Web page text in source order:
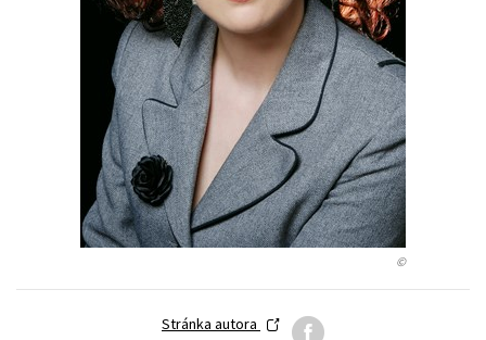
Technické vedy
Učebnice
Umenie a kultúra
Výchova a pedagogika
Young adult
Young adult (SK)
Zdravie a životný štýl
Všetky tituly
©
Stránka autora